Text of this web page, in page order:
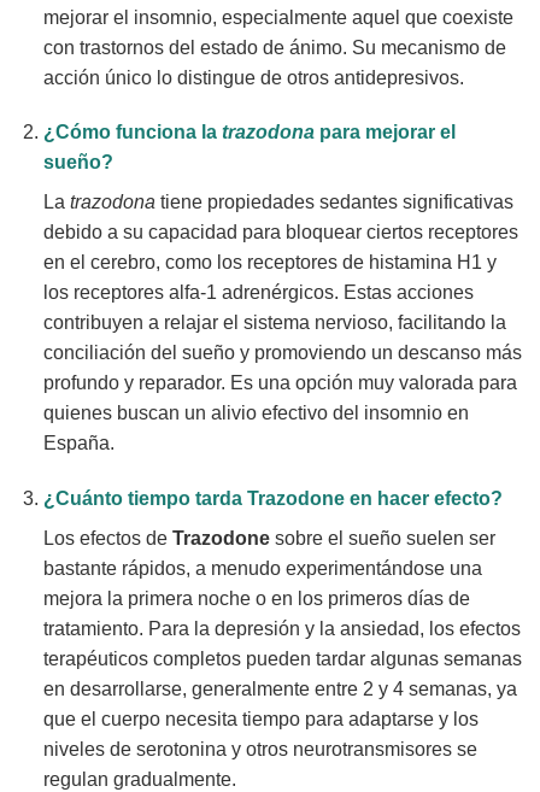
mejorar el insomnio, especialmente aquel que coexiste
con trastornos del estado de ánimo. Su mecanismo de
acción único lo distingue de otros antidepresivos.
¿Cómo funciona la trazodonapara mejorar el
sueño?
La trazodona tiene propiedades sedantes significativas
debido a su capacidad para bloquear ciertos receptores
en el cerebro, como los receptores de histamina H1 y
los receptores alfa-1 adrenérgicos. Estas acciones
contribuyen a relajar el sistema nervioso, facilitando la
conciliación del sueño y promoviendo un descanso más
profundo y reparador. Es una opción muy valorada para
quienes buscan un alivio efectivo del insomnio en
España.
¿Cuánto tiempo tarda Trazodoneen hacer efecto?
Los efectos de Trazodonesobre el sueño suelen ser
bastante rápidos, a menudo experimentándose una
mejora la primera noche o en los primeros días de
tratamiento. Para la depresión y la ansiedad, los efectos
terapéuticos completos pueden tardar algunas semanas
en desarrollarse, generalmente entre 2 y 4 semanas, ya
que el cuerpo necesita tiempo para adaptarse y los
niveles de serotonina y otros neurotransmisores se
regulan gradualmente.